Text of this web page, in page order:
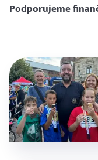
Podporujeme